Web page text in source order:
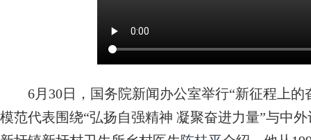
6月30日，国务院新闻办公室举行“新征程上的
模范代表围绕“弘扬自强精神 凝聚奋进力量”与中